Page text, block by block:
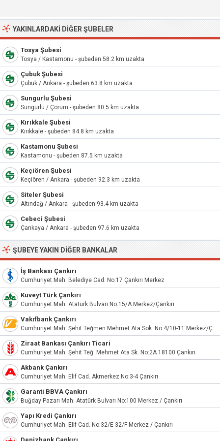
YAKINLARDAKI DIĞER ŞUBELER
Tosya Şubesi
Tosya / Kastamonu - şubeden 58.2 km uzakta
Çubuk Şubesi
Çubuk / Ankara - şubeden 63.8 km uzakta
Sungurlu Şubesi
Sungurlu / Çorum - şubeden 80.5 km uzakta
Kırıkkale Şubesi
Kırıkkale - şubeden 84.8 km uzakta
Kastamonu Şubesi
Kastamonu - şubeden 87.5 km uzakta
Keçiören Şubesi
Keçiören / Ankara - şubeden 92.3 km uzakta
Siteler Şubesi
Altındağ / Ankara - şubeden 93.4 km uzakta
Cebeci Şubesi
Çankaya / Ankara - şubeden 97.6 km uzakta
ŞUBEYE YAKIN DIĞER BANKALAR
İş Bankası Çankırı
Cumhuriyet Mah. Belediye Cad. No:17 Çankırı Merkez
Kuveyt Türk Çankırı
Cumhuriyet Mah. Atatürk Bulvarı No:15/A Merkez/Çankırı
Vakıfbank Çankırı
Cumhuriyet Mah. Şehit Teğmen Mehmet Ata Sok. No:4/10-11 Merkez/Çankırı
Ziraat Bankası Çankırı Ticari
Cumhuriyet Mah. Şehit Teğ. Mehmet Ata Sk. No:2A 18100 Çankırı
Akbank Çankırı
Cumhuriyet Mah. Elif Cad. Akmerkez No:3-4 Çankırı
Garanti BBVA Çankırı
Buğday Pazarı Mah. Atatürk Bulvarı No:100 Merkez / Çankırı
Yapı Kredi Çankırı
Cumhuriyet Mah. Elif Cad. No:32/E-32/F Merkez / Çankırı